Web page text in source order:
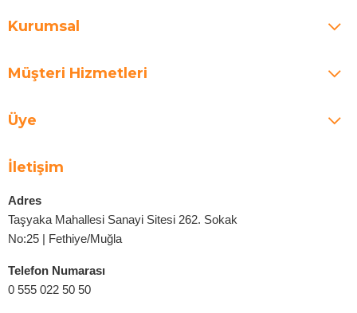
Kurumsal
Müşteri Hizmetleri
Üye
İletişim
Adres
Taşyaka Mahallesi Sanayi Sitesi 262. Sokak
No:25 | Fethiye/Muğla
Telefon Numarası
0 555 022 50 50